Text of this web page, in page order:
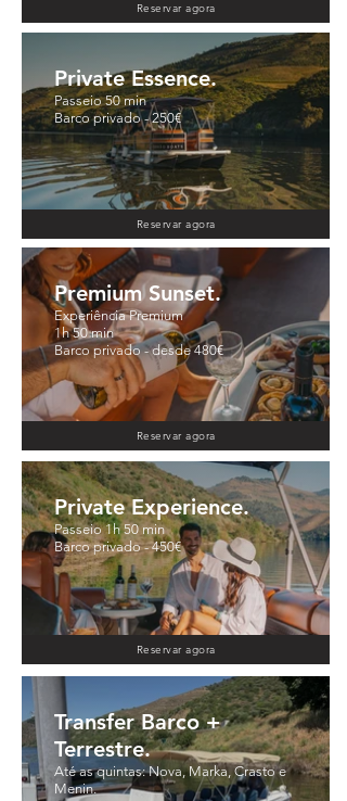
Private Essence.
Passeio 50 min
Barco privado - 250€
Premium Sunset.
Experiência Premium
1h 50 min
Barco privado - desde 480€
Private Experience.
Passeio 1h 50 min
Barco privado - 450€
Transfer Barco +
Terrestre.
Até as quintas: Nova, Marka, Crasto e
Menin.
Reservar agora
Reservar agora
Reservar agora
Reservar agora